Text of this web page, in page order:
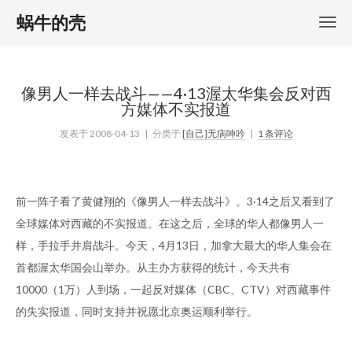
蜗牛的壳
像男人一样去战斗——4·13渥太华集会反对西
方媒体不实报道
发表于2008-04-13 | 分类于[自己]无病呻吟 | 1 条评论
前一阵子看了黄健翔的《像男人一样去战斗》。3·14之后又看到了
全球媒体对西藏的不实报道。在这之后，全球的华人都像男人一
样，手拉手并肩战斗。今天，4月13日，加拿大最大的华人集会在
首都渥太华国会山举办。从主办方获得的统计，今天共有
10000（1万）人到场，一起反对媒体（CBC、CTV）对西藏事件
的失实报道，同时支持并祝愿北京奥运顺利举行。